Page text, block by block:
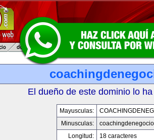
El dueño de este dominio lo
Mayusculas:
Minusculas:
Longitud:
18 caracteres